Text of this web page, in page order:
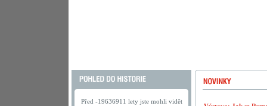
Před -19636911 lety jste mohli vidět